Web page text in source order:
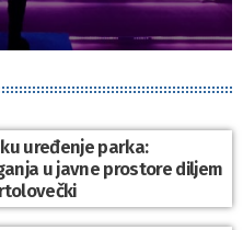
uređenje parka:
u javne prostore diljem